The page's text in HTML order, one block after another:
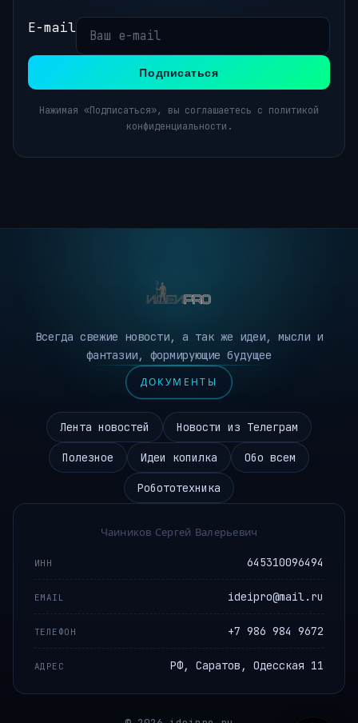
E-mail
Подписаться
Нажимая «Подписаться», вы соглашаетесь с политикой
конфиденциальности.
Всегда свежие новости, а так же идеи, мысли и
фантазии, формирующие будущее
ДОКУМЕНТЫ
Лента новостей Новости из Телеграм
Полезное Идеи копилка Обо всем
Робототехника
Чаиников Сергей Валерьевич
ИНН 645310096494
EMAIL ideipro@mail.ru
ТЕЛЕФОН +7 986 984 9672
АДРЕС РФ, Саратов, Одесская 11